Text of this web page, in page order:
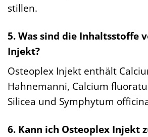
stillen.
5. Was sind die Inhaltsstoffe
Injekt?
Osteoplex Injekt enthält
Hahnemanni, Calcium
Silicea und Symphytum
6. Kann ich Osteoplex Injekt